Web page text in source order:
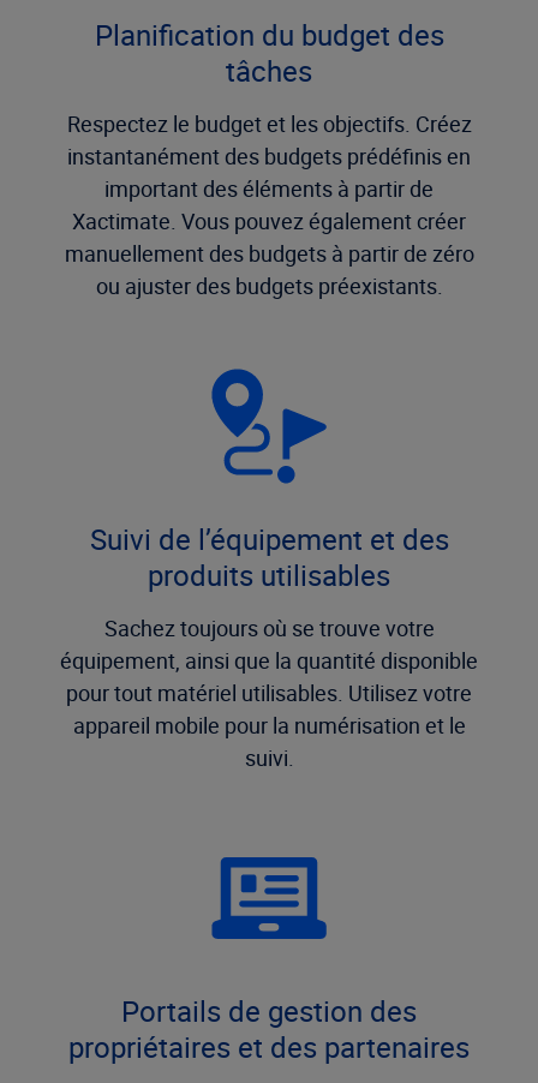
Planification du budget des
tâches
Respectez le budget et les objectifs. Créez
instantanément des budgets prédéfinis en
important des éléments à partir de
Xactimate. Vous pouvez également créer
manuellement des budgets à partir de zéro
ou ajuster des budgets préexistants.
Suivi de l’équipement et des
produits utilisables
Sachez toujours où se trouve votre
équipement, ainsi que la quantité disponible
pour tout matériel utilisables. Utilisez votre
appareil mobile pour la numérisation et le
suivi.
Portails de gestion des
propriétaires et des partenaires